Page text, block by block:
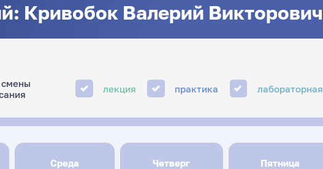
Кривобок Валерий Викторович
смены
лекция практика лабораторная
Среда Четверг Пятница